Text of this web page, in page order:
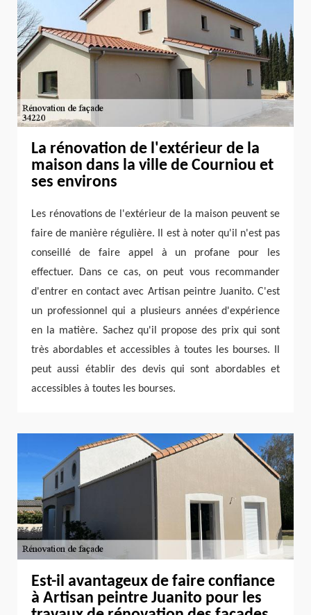
La rénovation de l'extérieur de la
maison dans la ville de Courniou et
ses environs
Les rénovations de l'extérieur de la maison peuvent se
faire de manière régulière. Il est à noter qu'il n'est pas
conseillé de faire appel à un profane pour les
effectuer. Dans ce cas, on peut vous recommander
d'entrer en contact avec Artisan peintre Juanito. C'est
un professionnel qui a plusieurs années d'expérience
en la matière. Sachez qu'il propose des prix qui sont
très abordables et accessibles à toutes les bourses. Il
peut aussi établir des devis qui sont abordables et
accessibles à toutes les bourses.
Est-il avantageux de faire confiance
à Artisan peintre Juanito pour les